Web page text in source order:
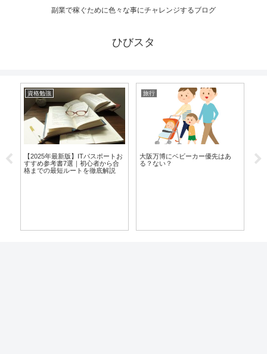
副業で稼ぐために色々な事にチャレンジするブログ
ひびスタ
資格勉強
【2025年最新版】ITパスポートお
すすめ参考書7選｜初心者から合
格までの最短ルートを徹底解説
旅行
大阪万博にベビーカー優先はあ
る？ない？